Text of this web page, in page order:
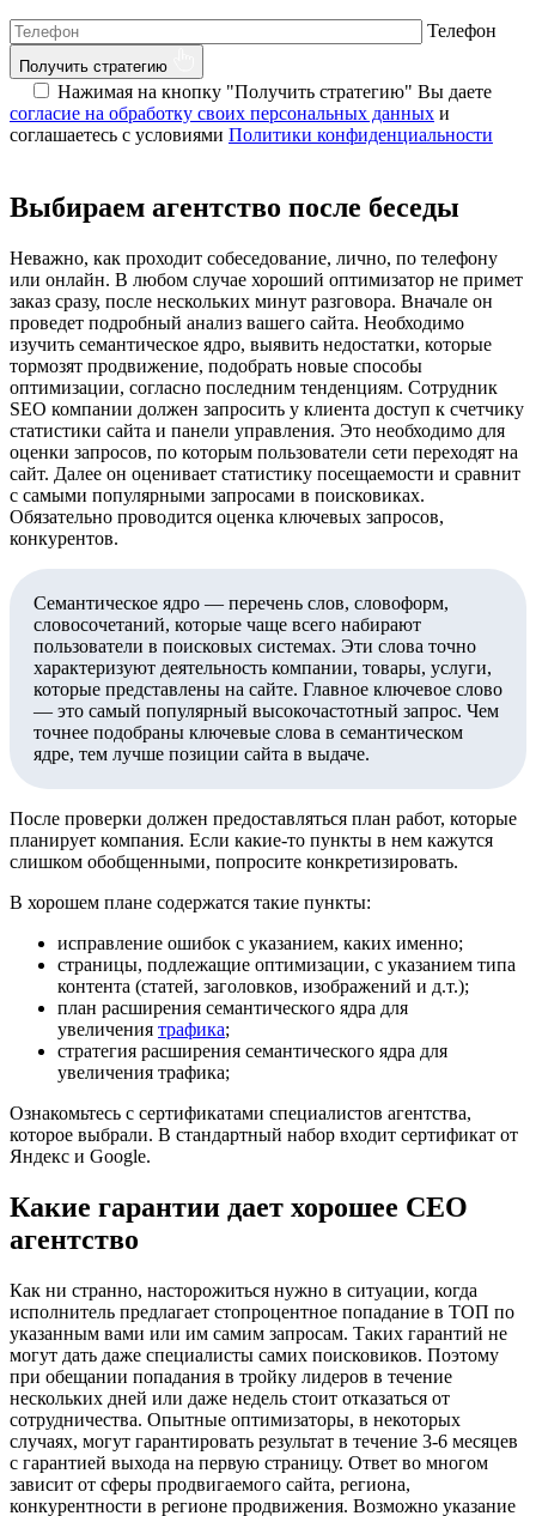
Телефон
Получить стратегию
Нажимая на кнопку "Получить стратегию" Вы даете
согласие на обработку своих персональных данных и
соглашаетесь с условиями Политики конфиденциальности
Выбираем агентство после беседы
Неважно, как проходит собеседование, лично, по телефону
или онлайн. В любом случае хороший оптимизатор не примет
заказ сразу, после нескольких минут разговора. Вначале он
проведет подробный анализ вашего сайта. Необходимо
изучить семантическое ядро, выявить недостатки, которые
тормозят продвижение, подобрать новые способы
оптимизации, согласно последним тенденциям. Сотрудник
SEO компании должен запросить у клиента доступ к счетчику
статистики сайта и панели управления. Это необходимо для
оценки запросов, по которым пользователи сети переходят на
сайт. Далее он оценивает статистику посещаемости и сравнит
с самыми популярными запросами в поисковиках.
Обязательно проводится оценка ключевых запросов,
конкурентов.
Семантическое ядро — перечень слов, словоформ,
словосочетаний, которые чаще всего набирают
пользователи в поисковых системах. Эти слова точно
характеризуют деятельность компании, товары, услуги,
которые представлены на сайте. Главное ключевое слово
— это самый популярный высокочастотный запрос. Чем
точнее подобраны ключевые слова в семантическом
ядре, тем лучше позиции сайта в выдаче.
После проверки должен предоставляться план работ, которые
планирует компания. Если какие-то пункты в нем кажутся
слишком обобщенными, попросите конкретизировать.
В хорошем плане содержатся такие пункты:
исправление ошибок с указанием, каких именно;
страницы, подлежащие оптимизации, с указанием типа
контента (статей, заголовков, изображений и д.т.);
план расширения семантического ядра для
увеличения трафика;
стратегия расширения семантического ядра для
увеличения трафика;
Ознакомьтесь с сертификатами специалистов агентства,
которое выбрали. В стандартный набор входит сертификат от
Яндекс и Google.
Какие гарантии дает хорошее СЕО
агентство
Как ни странно, насторожиться нужно в ситуации, когда
исполнитель предлагает стопроцентное попадание в ТОП по
указанным вами или им самим запросам. Таких гарантий не
могут дать даже специалисты самих поисковиков. Поэтому
при обещании попадания в тройку лидеров в течение
нескольких дней или даже недель стоит отказаться от
сотрудничества. Опытные оптимизаторы, в некоторых
случаях, могут гарантировать результат в течение 3-6 месяцев
с гарантией выхода на первую страницу. Ответ во многом
зависит от сферы продвигаемого сайта, региона,
конкурентности в регионе продвижения. Возможно указание